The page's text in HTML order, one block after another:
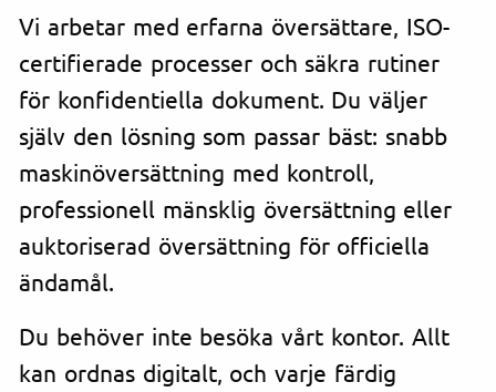
Vi arbetar med erfarna översättare, ISO-
certifierade processer och säkra rutiner
för konfidentiella dokument. Du väljer
själv den lösning som passar bäst: snabb
maskinöversättning med kontroll,
professionell mänsklig översättning eller
auktoriserad översättning för officiella
ändamål.
Du behöver inte besöka vårt kontor. Allt
kan ordnas digitalt, och varje färdig